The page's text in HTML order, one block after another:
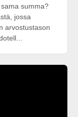
summa?
jossa
arvostustason